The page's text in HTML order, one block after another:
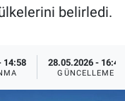
ülkelerini belirledi.
14:58 28.05.2026 - 16:40
GÜNCELLEME